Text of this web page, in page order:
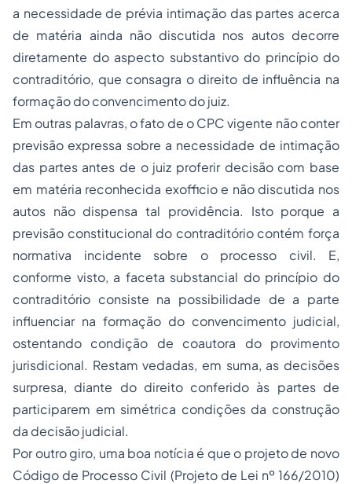
a necessidade de prévia intimação das partes acerca
de matéria ainda não discutida nos autos decorre
diretamente do aspecto substantivo do princípio do
contraditório, que consagra o direito de influência na
formação do convencimento do juiz.
Em outras palavras, o fato de o CPC vigente não conter
previsão expressa sobre a necessidade de intimação
das partes antes de o juiz proferir decisão com base
em matéria reconhecida exofficio e não discutida nos
autos não dispensa tal providência. Isto porque a
previsão constitucional do contraditório contém força
normativa incidente sobre o processo civil. E,
conforme visto, a faceta substancial do princípio do
contraditório consiste na possibilidade de a parte
influenciar na formação do convencimento judicial,
ostentando condição de coautora do provimento
jurisdicional. Restam vedadas, em suma, as decisões
surpresa, diante do direito conferido às partes de
participarem em simétrica condições da construção
da decisão judicial.
Por outro giro, uma boa notícia é que o projeto de novo
Código de Processo Civil (Projeto de Lei nº 166/2010)